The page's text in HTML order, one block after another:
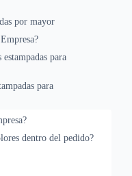
por mayor
para
para
dentro del pedido?